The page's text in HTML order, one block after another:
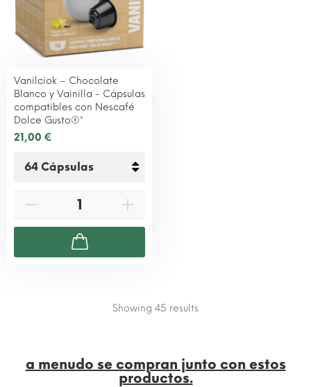
Vanilciok – Chocolate
Blanco y Vainilla - Cápsulas
compatibles con Nescafé
Dolce Gusto®*
21,00 €
Showing 45 results
a menudo se compran junto con estos
productos.